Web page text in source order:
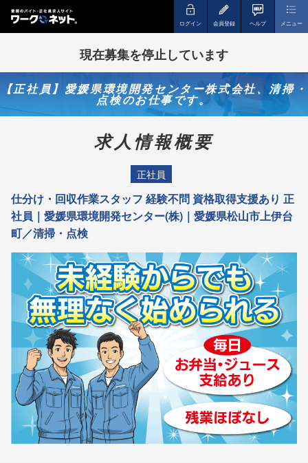
ログイン 会員登録 ヘルプ メニュー
現在募集を停止しています
【正社員】愛媛県環境開発センター株式会社、清掃・
点検のお仕事です。
求人情報概要
正社員
仕分け・回収作業スタッフ 経験不問 資格取得支援あり 正
社員｜愛媛県環境開発センター(株)｜愛媛県松山市上伊台
町／清掃・点検